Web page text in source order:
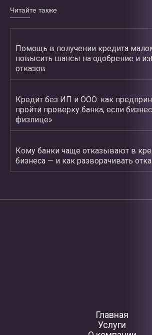
Читайте также
Помощь в получении кредита
повысить шансы на одобрение и
отказов
Кредит без ИП и ООО: как
пройти проверку банка, если
физлице»
Кому банки чаще отказывают в
бизнеса — и как разворачивать
Главная
Услуги